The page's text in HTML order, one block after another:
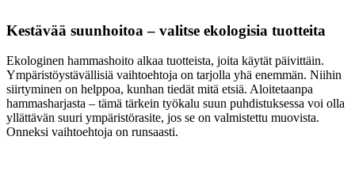
Kestävää suunhoitoa – valitse ekologisia tuotteita
Ekologinen hammashoito alkaa tuotteista, joita käytät päivittäin.
Ympäristöystävällisiä vaihtoehtoja on tarjolla yhä enemmän. Niihin
siirtyminen on helppoa, kunhan tiedät mitä etsiä. Aloitetaanpa
hammasharjasta – tämä tärkein työkalu suun puhdistuksessa voi olla
yllättävän suuri ympäristörasite, jos se on valmistettu muovista.
Onneksi vaihtoehtoja on runsaasti.